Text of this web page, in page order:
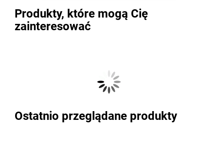
Produkty, które mogą Cię
zainteresować
Ostatnio przeglądane produkty